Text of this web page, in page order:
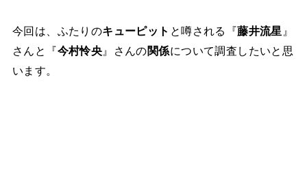
今回は、ふたりのキューピット と噂される『藤井流星 』
さんと『今村怜央 』さんの関係について調査したいと思
います。